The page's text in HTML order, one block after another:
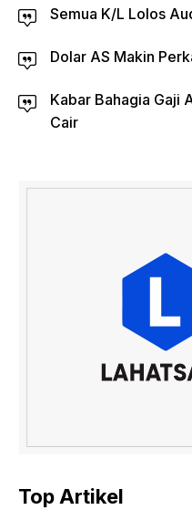
Semua K/L Lolos
Dolar AS Makin
Kabar Bahagia Gaji
Cair
Top Artikel